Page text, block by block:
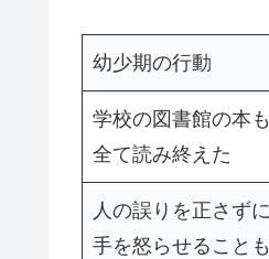
幼少期の行動
学校の図書館の本
全て読み終えた
人の誤りを正さず
手を怒らせること